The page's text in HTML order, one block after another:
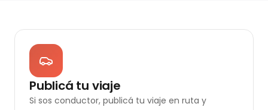
Publicá tu viaje
Si sos conductor, publicá tu viaje en ruta y